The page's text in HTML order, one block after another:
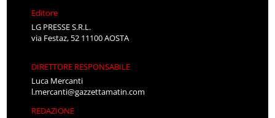
Editore
LG PRESSE S.R.L.
via Festaz, 52 11100 AOSTA
DIRETTORE RESPONSABILE
Luca Mercanti
l.mercanti@gazzettamatin.com
REDAZIONE